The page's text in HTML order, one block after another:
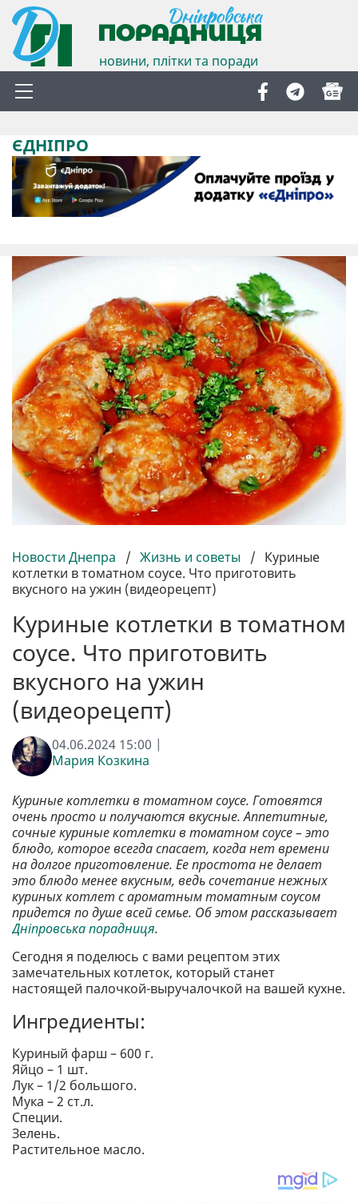
новини, плітки та поради
ЄДНІПРО
Новости Днепра / Жизнь и советы / Куриные
котлетки в томатном соусе. Что приготовить
вкусного на ужин (видеорецепт)
Куриные котлетки в томатном
соусе. Что приготовить
вкусного на ужин
(видеорецепт)
04.06.2024 15:00 |
Мария Козкина
Куриные котлетки в томатном соусе. Готовятся
очень просто и получаются вкусные. Аппетитные,
сочные куриные котлетки в томатном соусе – это
блюдо, которое всегда спасает, когда нет времени
на долгое приготовление. Ее простота не делает
это блюдо менее вкусным, ведь сочетание нежных
куриных котлет с ароматным томатным соусом
придется по душе всей семье. Об этом рассказывает
Дніпровська порадниця.
Сегодня я поделюсь с вами рецептом этих
замечательных котлеток, который станет
настоящей палочкой-выручалочкой на вашей кухне.
Ингредиенты:
Куриный фарш – 600 г.
Яйцо – 1 шт.
Лук – 1/2 большого.
Мука – 2 ст.л.
Специи.
Зелень.
Растительное масло.